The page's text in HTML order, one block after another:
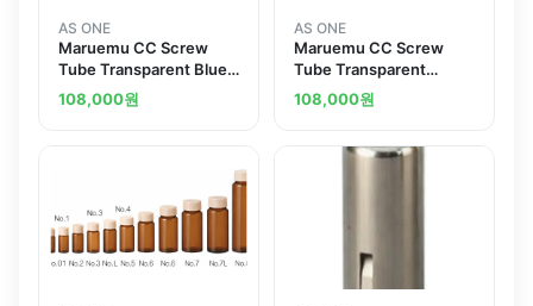
AS ONE
Maruemu CC Screw
Tube Transparent Blue
Cap 3.5mLand others
108,000원
AS ONE
Maruemu CC Screw
Tube Transparent
Yellow Cap 3.5mLand
others
108,000원